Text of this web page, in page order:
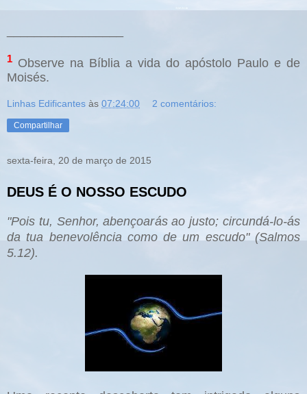
1 Observe na Bíblia a vida do apóstolo Paulo e de
Moisés.
Linhas Edificantes às 07:24:00 2 comentários:
Compartilhar
sexta-feira, 20 de março de 2015
DEUS É O NOSSO ESCUDO
"Pois tu, Senhor, abençoarás ao justo; circundá-lo-ás
da tua benevolência como de um escudo" (Salmos
5.12).